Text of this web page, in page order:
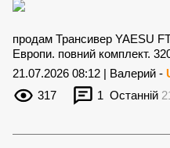
продам Трансивер YAESU
Европи. повний комплект.
21.07.2026 08:12 | Валерий -
317
1 Останній